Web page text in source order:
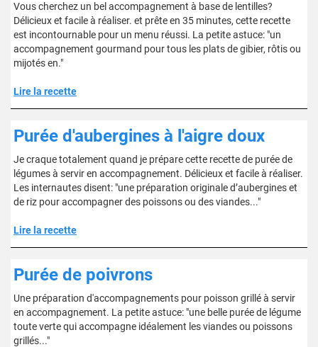
Vous cherchez un bel accompagnement à base de lentilles?
Délicieux et facile à réaliser. et prête en 35 minutes, cette recette
est incontournable pour un menu réussi. La petite astuce: "un
accompagnement gourmand pour tous les plats de gibier, rôtis ou
mijotés en."
Lire la recette
Purée d'aubergines à l'aigre doux
Je craque totalement quand je prépare cette recette de purée de
légumes à servir en accompagnement. Délicieux et facile à réaliser.
Les internautes disent: "une préparation originale d’aubergines et
de riz pour accompagner des poissons ou des viandes..."
Lire la recette
Purée de poivrons
Une préparation d'accompagnements pour poisson grillé à servir
en accompagnement. La petite astuce: "une belle purée de légume
toute verte qui accompagne idéalement les viandes ou poissons
grillés..."